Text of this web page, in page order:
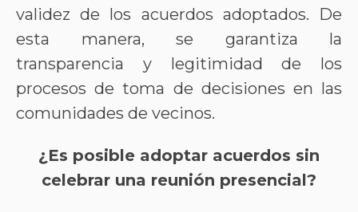
validez de los acuerdos adoptados. De
esta manera, se garantiza la
transparencia y legitimidad de los
procesos de toma de decisiones en las
comunidades de vecinos.
¿Es posible adoptar acuerdos sin
celebrar una reunión presencial?